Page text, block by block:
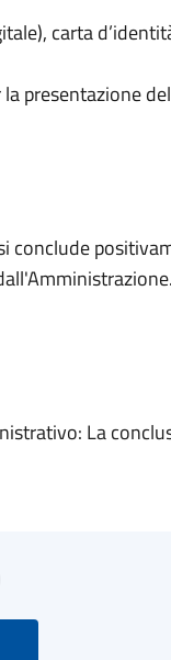
carta
presentazione
conclude
La